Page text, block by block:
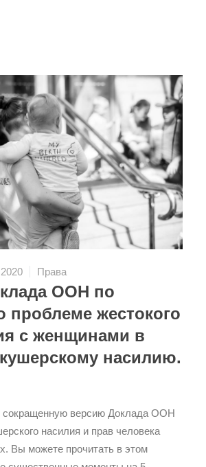
Права
ООН по
проблеме жестокого
с женщинами в
насилию.
сокращенную версию Доклада ООН
насилия и прав человека
Вы можете прочитать в этом